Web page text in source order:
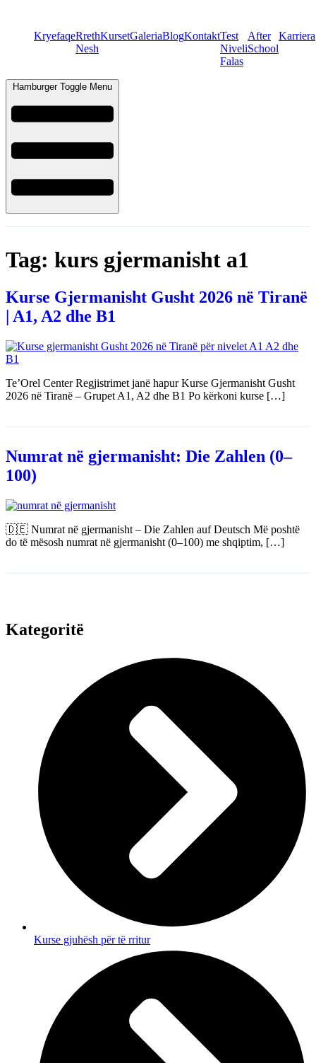
KryefaqeRreth
Nesh
KursetGaleriaBlogKontaktTest
Niveli
Falas
After
School
Karriera
Hamburger Toggle Menu
Tag: kurs gjermanisht a1
Kurse Gjermanisht Gusht 2026 në Tiranë
| A1, A2 dhe B1
Te’Orel Center Regjistrimet janë hapur Kurse Gjermanisht Gusht
2026 në Tiranë – Grupet A1, A2 dhe B1 Po kërkoni kurse […]
Numrat në gjermanisht: Die Zahlen (0–
100)
🇩🇪 Numrat në gjermanisht – Die Zahlen auf Deutsch Më poshtë
do të mësosh numrat në gjermanisht (0–100) me shqiptim, […]
Kategoritë
Kurse gjuhësh për të rritur